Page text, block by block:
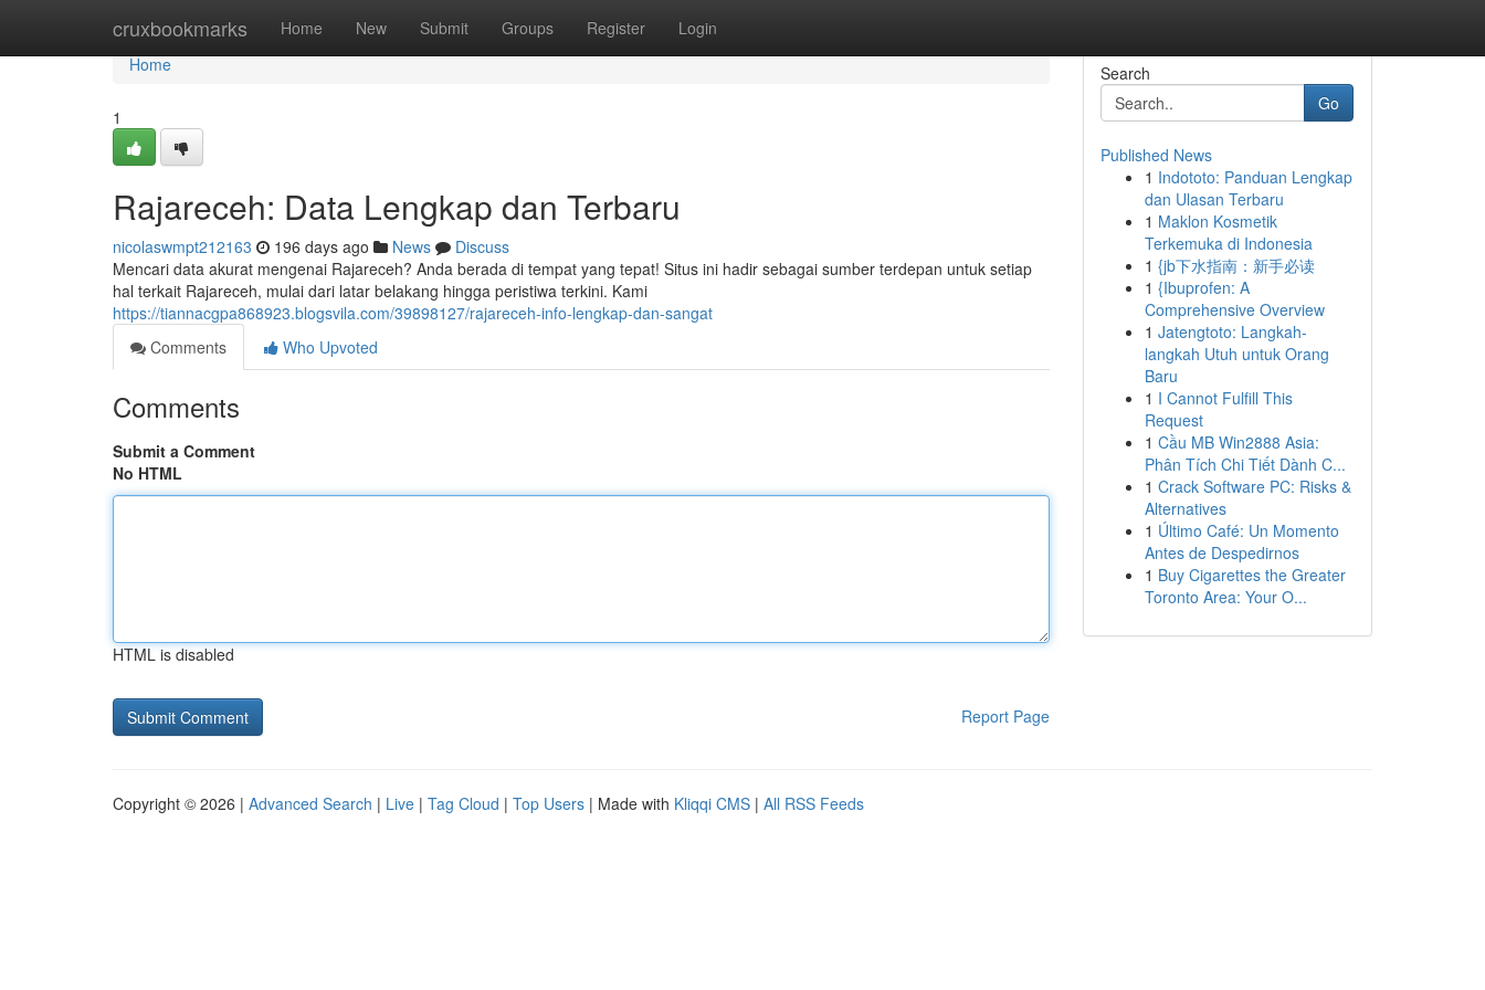
cruxbookmarks Home New Submit Groups Register Login
Home
Home
1
Rajareceh: Data Lengkap dan Terbaru
nicolaswmpt212163 196 days ago News
Discuss
Mencari data akurat mengenai Rajareceh? Anda berada di tempat yang tepat! Situs ini hadir sebagai sumber terdepan untuk setiap
hal terkait Rajareceh, mulai dari latar belakang hingga peristiwa terkini. Kami
https://tiannacgpa868923.blogsvila.com/39898127/rajareceh-info-lengkap-dan-sangat
Comments
Who Upvoted
Comments
Submit a Comment
No HTML
HTML is disabled
Report Page
Search
Go
Published News
1 Indototo: Panduan Lengkap
dan Ulasan Terbaru
1 Maklon Kosmetik
Terkemuka di Indonesia
1 {jb下水指南：新手必读
1 {Ibuprofen: A
Comprehensive Overview
1 Jatengtoto: Langkah-
langkah Utuh untuk Orang
Baru
1 I Cannot Fulfill This
Request
1 Cầu MB Win2888 Asia:
Phân Tích Chi Tiết Dành C...
1 Crack Software PC: Risks &
Alternatives
1 Último Café: Un Momento
Antes de Despedirnos
1 Buy Cigarettes the Greater
Toronto Area: Your O...
Copyright © 2026 | Advanced Search | Live | Tag Cloud | Top Users | Made with Kliqqi CMS | All RSS Feeds